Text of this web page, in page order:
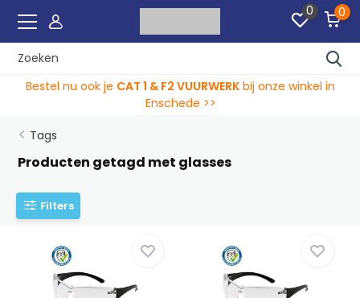
0 0
Bestel nu ook je CAT 1 & F2 VUURWERK bij onze winkel in
Enschede >>
Tags
Producten getagd met glasses
Filters